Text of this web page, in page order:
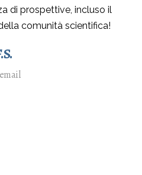
di prospettive, incluso il
comunità scientifica!